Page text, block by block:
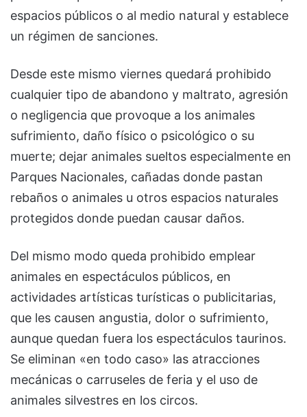
espacios públicos o al medio natural y establece
un régimen de sanciones.
Desde este mismo viernes quedará prohibido
cualquier tipo de abandono y maltrato, agresión
o negligencia que provoque a los animales
sufrimiento, daño físico o psicológico o su
muerte; dejar animales sueltos especialmente en
Parques Nacionales, cañadas donde pastan
rebaños o animales u otros espacios naturales
protegidos donde puedan causar daños.
Del mismo modo queda prohibido emplear
animales en espectáculos públicos, en
actividades artísticas turísticas o publicitarias,
que les causen angustia, dolor o sufrimiento,
aunque quedan fuera los espectáculos taurinos.
Se eliminan «en todo caso» las atracciones
mecánicas o carruseles de feria y el uso de
animales silvestres en los circos.